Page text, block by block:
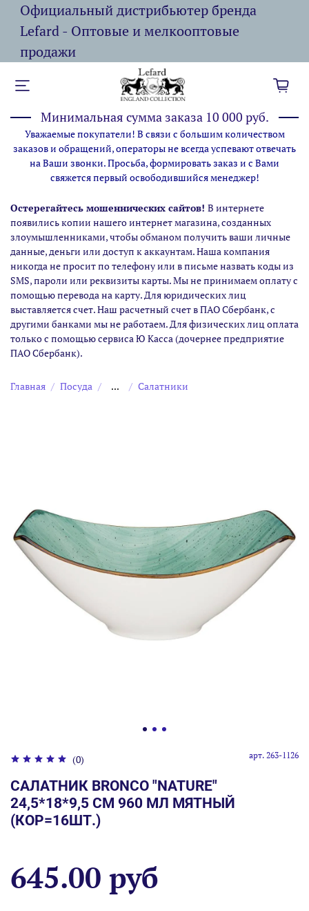
Официальный дистрибьютер бренда
Lefard - Оптовые и мелкооптовые
продажи
Минимальная сумма заказа 10 000 руб.
Уважаемые покупатели! В связи с большим количеством
заказов и обращений, операторы не всегда успевают отвечать
на Ваши звонки. Просьба, формировать заказ и с Вами
свяжется первый освободившийся менеджер!
Остерегайтесь мошеннических сайтов! В интернете
появились копии нашего интернет магазина,созданных
злоумышленниками, чтобы обманом получить ваши личные
данные, деньги или доступ к аккаунтам. Наша компания
никогда не просит по телефону или в письме назвать коды из
SMS, пароли или реквизиты карты. Мы не принимаем оплату с
помощью перевода на карту. Для юридических лиц
выставляется счет. Наш расчетный счет в ПАО Сбербанк, с
другими банками мы не работаем. Для физических лиц оплата
только с помощью сервиса Ю Касса (дочернее предприятие
ПАО Сбербанк).
Главная Посуда ... Салатники
(0) арт. 263-1126
САЛАТНИК BRONCO "NATURE"
24,5*18*9,5 СМ 960 МЛ МЯТНЫЙ
(КОР=16ШТ.)
645.00 руб